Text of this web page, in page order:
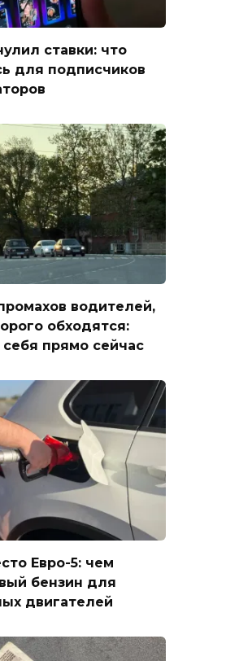
ставки: что
для подписчиков
водителей,
обходятся:
себя прямо сейчас
Евро-5: чем
бензин для
двигателей